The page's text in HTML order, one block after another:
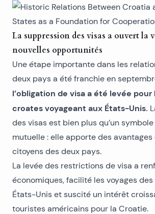
La suppression des visas a ouvert la
nouvelles opportunités
Une étape importante dans les
deux pays a été franchie en
l’obligation de visa a été levée
croates voyageant aux États-Unis.
des visas est bien plus qu’un
mutuelle : elle apporte des
citoyens des deux pays.
La levée des restrictions de visa a
économiques, facilité les voyages
États-Unis et suscité un intérêt
touristes américains pour la Croatie.